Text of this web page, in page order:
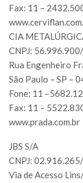
Fax: 11 –
CIA
CNPJ:
Rua Engenheiro
São Paulo – SP –
Fone: 11
Fax: 11 –
www.prada.com.br
JBS S/A
CNPJ:
Via de Acesso